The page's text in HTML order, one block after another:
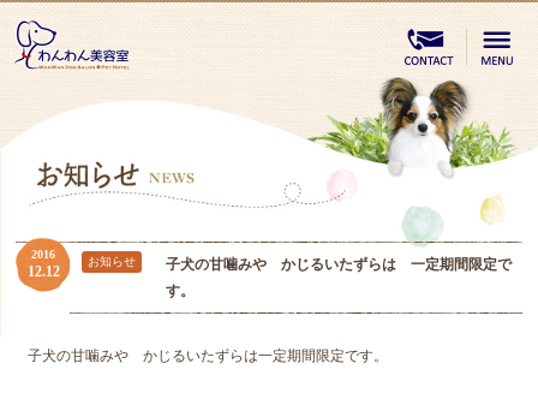
子犬の甘噛みや かじるいたずらは 一定期間限定で
す。
2016
12.12
お知らせ
子犬の甘噛みや かじるいたずらは一定期間限定です。